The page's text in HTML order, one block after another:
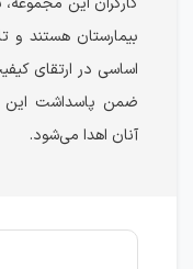
بیمارستان هستند و
اساسی در ارتقای
ضمن پاسداشت این
آنان اهدا می‌شود.